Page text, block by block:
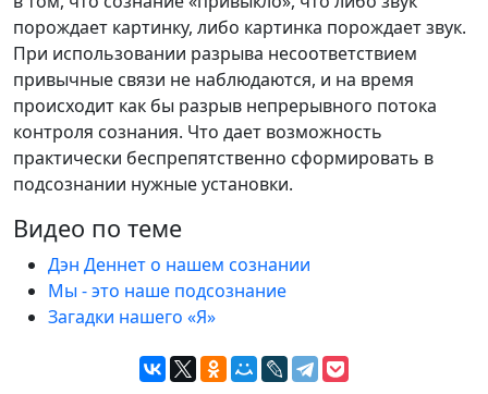
порождает картинку, либо картинка порождает звук.
При использовании разрыва несоответствием
привычные связи не наблюдаются, и на время
происходит как бы разрыв непрерывного потока
контроля сознания. Что дает возможность
практически беспрепятственно сформировать в
подсознании нужные установки.
Видео по теме
Дэн Деннет о нашем сознании
Мы - это наше подсознание
Загадки нашего «Я»